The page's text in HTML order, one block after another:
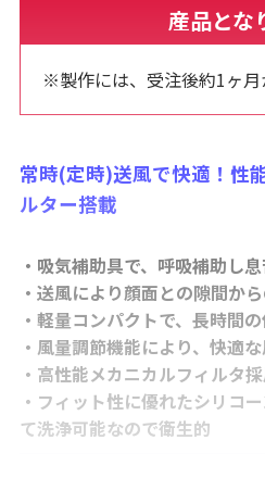
産品とな
※製作には、受注後約1ヶ月
常時(定時)送風で快適！性
ルター搭載
・吸気補助具で、呼吸補助し
・送風により顔面との隙間か
・軽量コンパクトで、長時間
・風量調節機能により、快適
・高性能メカニカルフィルタ
・フィット性に優れたシリコ
て洗浄可能なので衛生的